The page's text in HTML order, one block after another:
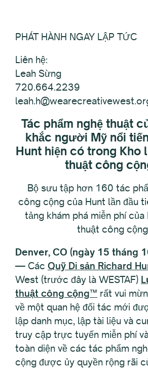
PHÁT HÀNH NGAY LẬP TỨC
Liên hệ:
Leah Sừng
720.664.2239
Tác phẩm nghệ thuật
khắc người Mỹ nổi
Hunt hiện có trong Kho
thuật công
Bộ sưu tập hơn 160 tác
công cộng của Hunt lần đầu
tảng khám phá miễn phí
thuật công
Denver, CO (ngày 15 tháng
— Các Quỹ Di sản Richard
West (trước đây là WESTAF)
thuật công cộng™ rất vui
về một quan hệ đối tác mới
lập danh mục, lập tài liệu và
truy cập trực tuyến miễn phí
toàn diện về các tác phẩm
cộng được ủy quyền rộng rãi